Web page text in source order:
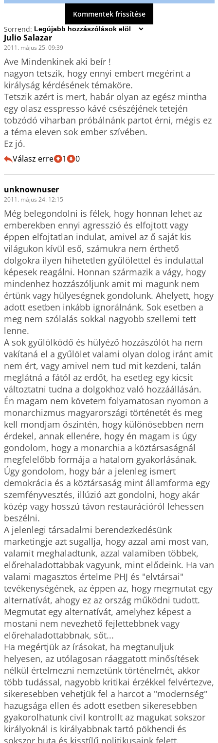
Kommentek frissítése
Sorrend:
Julio Salazar
2011. május 25. 09:39
Ave Mindenkinek aki beír !
nagyon tetszik, hogy ennyi embert megérint a
királyság kérdésének témaköre.
Tetszik azért is mert, habár olyan az egész mintha
egy olasz esspresso kávé csészéjének tetején
tobzódó viharban próbálnánk partot érni, mégis ez
a téma eleven sok ember szívében.
Ez jó.
Válasz erre 1 0
unknownuser
2011. május 24. 12:15
Még belegondolni is félek, hogy honnan lehet az
emberekben ennyi agresszió és elfojtott vagy
éppen elfojtatlan indulat, amivel az ő saját kis
világukon kívül eső, számukra nem érthető
dolgokra ilyen hihetetlen gyűlölettel és indulattal
képesek reagálni. Honnan származik a vágy, hogy
mindenhez hozzászóljunk amit mi magunk nem
értünk vagy hülyeségnek gondolunk. Ahelyett, hogy
adott esetben inkább ignorálnánk. Sok esetben a
meg nem szólalás sokkal nagyobb szellemi tett
lenne.
A sok gyűlölködő és hülyéző hozzászólót ha nem
vakítaná el a gyűlölet valami olyan dolog iránt amit
nem ért, vagy amivel nem tud mit kezdeni, talán
meglátná a fától az erdőt, ha esetleg egy kicsit
változtatni tudna a dolgokhoz való hozzáállásán.
Én magam nem követem folyamatosan nyomon a
monarchizmus magyarországi történetét és meg
kell mondjam őszintén, hogy különösebben nem
érdekel, annak ellenére, hogy én magam is úgy
gondolom, hogy a monarchia a köztársaságnál
megfelelőbb formája a hatalom gyakorlásának.
Úgy gondolom, hogy bár a jelenleg ismert
demokrácia és a köztársaság mint államforma egy
szemfényvesztés, illúzió azt gondolni, hogy akár
közép vagy hosszú távon restaurációról lehessen
beszélni.
A jelenlegi társadalmi berendezkedésünk
marketingje azt sugallja, hogy azzal ami most van,
valamit meghaladtunk, azzal valamiben többek,
előrehaladottabbak vagyunk, mint elődeink. Ha van
valami magasztos értelme PHJ és "elvtársai"
tevékenységének, az éppen az, hogy megmutat egy
alternatívát, ahogy ez az ország működni tudott.
Megmutat egy alternatívát, amelyhez képest a
mostani nem nevezhető fejlettebbnek vagy
előrehaladottabbnak, sőt...
Ha megértjük az írásokat, ha megtanuljuk
helyesen, az utólagosan ráaggatott minősítések
nélkül értelmezni nemzetünk történelmét, akkor
több tudással, nagyobb kritikai érzékkel felvértezve,
sikeresebben vehetjük fel a harcot a "modernség"
hazugsága ellen és adott esetben sikeresebben
gyakorolhatunk civil kontrollt az magukat sokszor
királyoknál is királyabbnak tartó pökhendi és
sokszor buta és kisstílű politikusaink felett.